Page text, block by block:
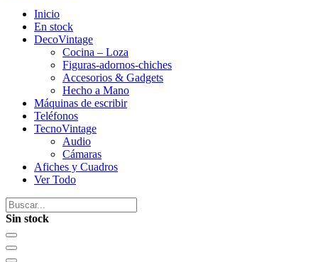
Inicio
En stock
DecoVintage
Cocina – Loza
Figuras-adornos-chiches
Accesorios & Gadgets
Hecho a Mano
Máquinas de escribir
Teléfonos
TecnoVintage
Audio
Cámaras
Afiches y Cuadros
Ver Todo
Sin stock